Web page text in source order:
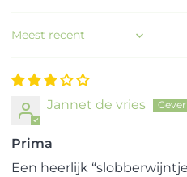
Sort by
Jannet de vries
Prima
Een heerlijk